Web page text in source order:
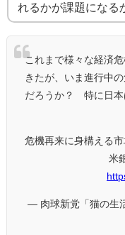
れるかが課題になる
これまで様々な経済
きたが、いま進行中
だろうか？ 特に日本
危機再来に身構える
米
— 肉球新党「猫の生